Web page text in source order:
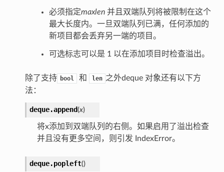
必须指定maxlen并且双端队列将被限制在这个
最大长度内。一旦双端队列已满，任何添加的
新项目都会丢弃另一端的项目。
可选标志可以是 1 以在添加项目时检查溢出。
除了支持 bool 和 len 之外deque 对象还有以下方
法：
deque.append(x)
将x添加到双端队列的右侧。如果启用了溢出检查
并且没有更多空间，则引发 IndexError。
deque.popleft()